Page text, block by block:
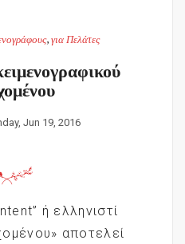
, για Πελάτες
Jun 19, 2016
ή ελληνιστί
αποτελεί